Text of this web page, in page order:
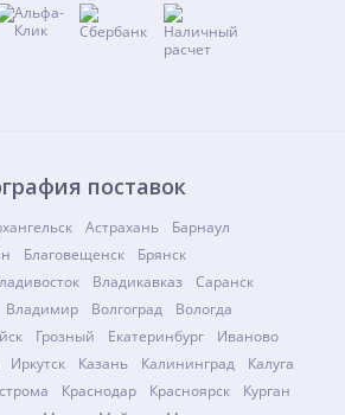
поставок
Астрахань
Барнаул
Благовещенск
Брянск
Владикавказ
Саранск
Владимир Волгоград
Вологда
Грозный Екатеринбург
Иваново
Иркутск Казань Калининград
Калуга
Краснодар Красноярск
Курган